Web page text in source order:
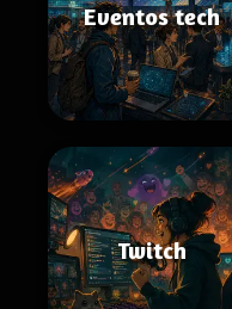
Eventos tech
Twitch